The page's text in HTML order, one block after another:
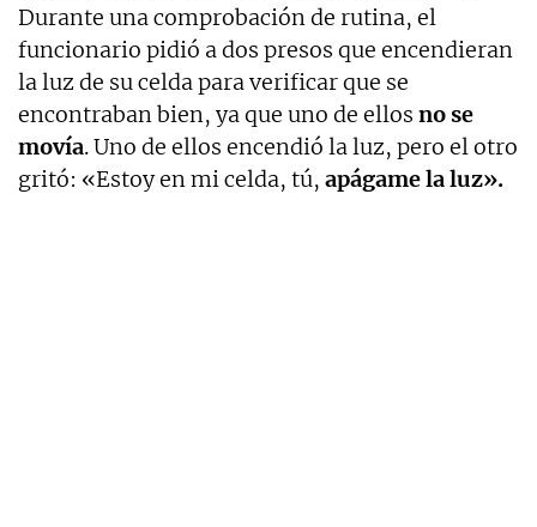
Durante una comprobación de rutina, el
funcionario pidió a dos presos que encendieran
la luz de su celda para verificar que se
encontraban bien, ya que uno de ellos no se
movía. Uno de ellos encendió la luz, pero el otro
gritó: «Estoy en mi celda, tú, apágame la luz».